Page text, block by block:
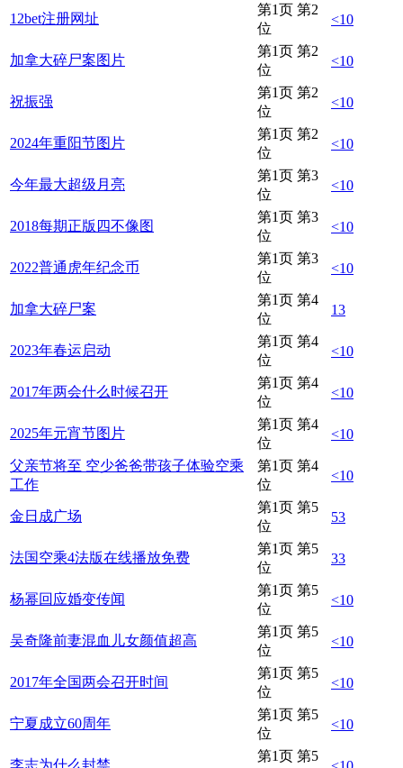
12bet注册网址
第1页 第2
位
<10
加拿大碎尸案图片
第1页 第2
位
<10
祝振强
第1页 第2
位
<10
2024年重阳节图片
第1页 第2
位
<10
今年最大超级月亮
第1页 第3
位
<10
2018每期正版四不像图
第1页 第3
位
<10
2022普通虎年纪念币
第1页 第3
位
<10
加拿大碎尸案
第1页 第4
位
13
2023年春运启动
第1页 第4
位
<10
2017年两会什么时候召开
第1页 第4
位
<10
2025年元宵节图片
第1页 第4
位
<10
父亲节将至 空少爸爸带孩子体验空乘
工作
第1页 第4
位
<10
金日成广场
第1页 第5
位
53
法国空乘4法版在线播放免费
第1页 第5
位
33
杨幂回应婚变传闻
第1页 第5
位
<10
吴奇隆前妻混血儿女颜值超高
第1页 第5
位
<10
2017年全国两会召开时间
第1页 第5
位
<10
宁夏成立60周年
第1页 第5
位
<10
李志为什么封禁
第1页 第5